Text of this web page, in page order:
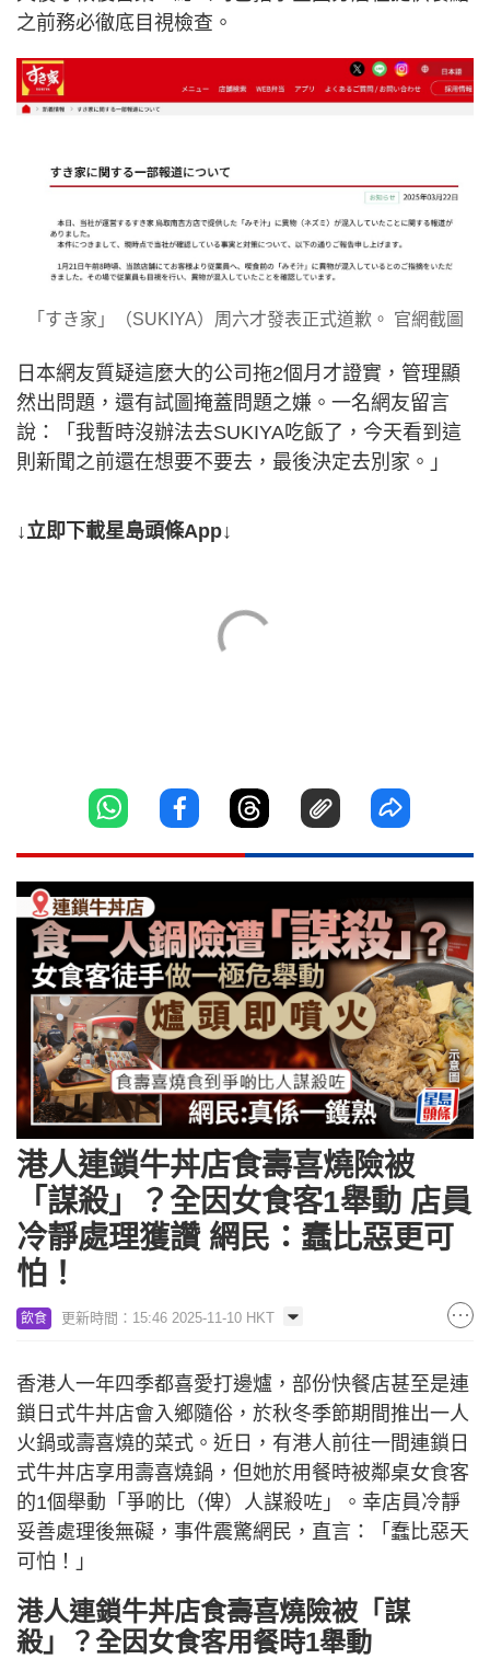
之前務必徹底目視檢查。
「すき家」（SUKIYA）周六才發表正式道歉。 官網截圖
日本網友質疑這麼大的公司拖2個月才證實，管理顯
然出問題，還有試圖掩蓋問題之嫌。一名網友留言
說：「我暫時沒辦法去SUKIYA吃飯了，今天看到這
則新聞之前還在想要不要去，最後決定去別家。」
↓立即下載星島頭條App↓
港人連鎖牛丼店食壽喜燒險被
「謀殺」？全因女食客1舉動 店員
冷靜處理獲讚 網民：蠢比惡更可
怕！
飲食 更新時間：15:46 2025-11-10 HKT
香港人一年四季都喜愛打邊爐，部份快餐店甚至是連
鎖日式牛丼店會入鄉隨俗，於秋冬季節期間推出一人
火鍋或壽喜燒的菜式。近日，有港人前往一間連鎖日
式牛丼店享用壽喜燒鍋，但她於用餐時被鄰桌女食客
的1個舉動「爭啲比（俾）人謀殺咗」。幸店員冷靜
妥善處理後無礙，事件震驚網民，直言：「蠢比惡天
可怕！」
港人連鎖牛丼店食壽喜燒險被「謀
殺」？全因女食客用餐時1舉動